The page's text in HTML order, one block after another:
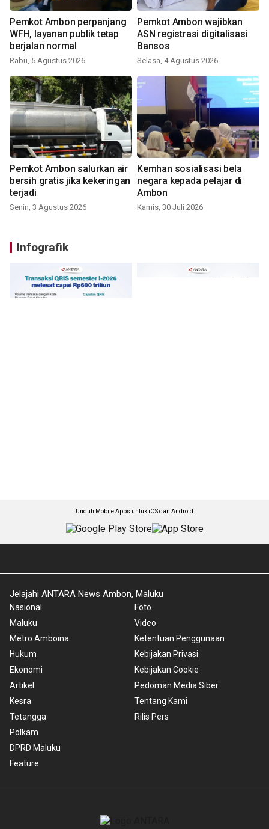
Pemkot Ambon perpanjang
WFH, layanan publik tetap
berjalan normal
Rabu, 5 Agustus 2026
Pemkot Ambon wajibkan
ASN registrasi digitalisasi
Bansos
Selasa, 4 Agustus 2026
Pemkot Ambon salurkan air
bersih gratis jika kekeringan
terjadi
Senin, 3 Agustus 2026
Kemhan sosialisasi bela
negara kepada pelajar di
Ambon
Kamis, 30 Juli 2026
Infografik
Unduh Mobile Apps untuk iOS dan Android
Jelajahi ANTARA News Ambon, Maluku
Nasional
Maluku
Metro Amboina
Hukum
Ekonomi
Artikel
Kesra
Tetangga
Polkam
DPRD Maluku
Feature
Foto
Video
Ketentuan Penggunaan
Kebijakan Privasi
Kebijakan Cookie
Pedoman Media Siber
Tentang Kami
Rilis Pers